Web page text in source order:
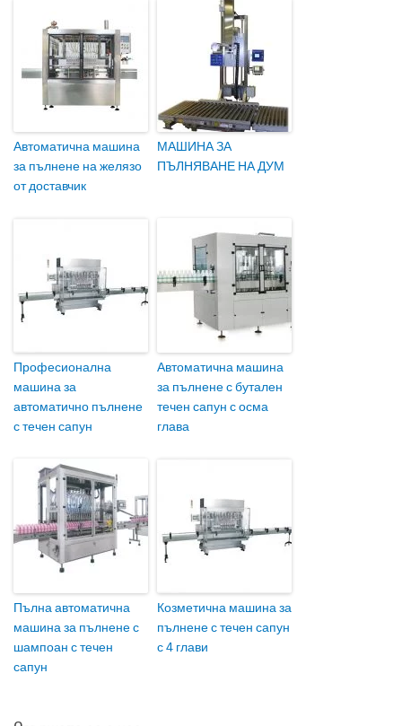
Автоматична машина
за пълнене на желязо
от доставчик
МАШИНА ЗА
ПЪЛНЯВАНЕ НА ДУМ
Професионална
машина за
автоматично пълнене
с течен сапун
Автоматична машина
за пълнене с бутален
течен сапун с осма
глава
Пълна автоматична
машина за пълнене с
шампоан с течен
сапун
Козметична машина за
пълнене с течен сапун
с 4 глави